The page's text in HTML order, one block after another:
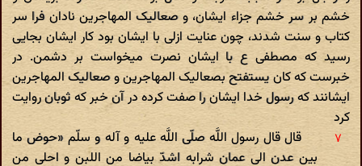
خشم بر سر خشم جزاء ایشان، و صعالیک المهاجرین نادان‌ فرا سر
کتاب و سنت شدند، چون عنایت ازلی با ایشان بود کار ایشان بجایی
رسید که مصطفی ع با ایشان نصرت میخواست بر دشمن. در
خبرست که کان یستفتح بصعالیک المهاجرین و صعالیک المهاجرین
ایشانند که رسول خدا ایشان را صفت کرده در آن خبر که ثوبان روایت
کرد
قال قال رسول اللَّه صلّی اللَّه علیه و آله و سلّم «حوض ما
بین عدن الی عمان شرابه اشدّ بیاضا من اللبن و احلی من